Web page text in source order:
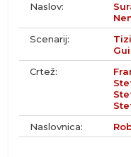
Naslov:
Scenarij:
Crtež:
Naslovnica: